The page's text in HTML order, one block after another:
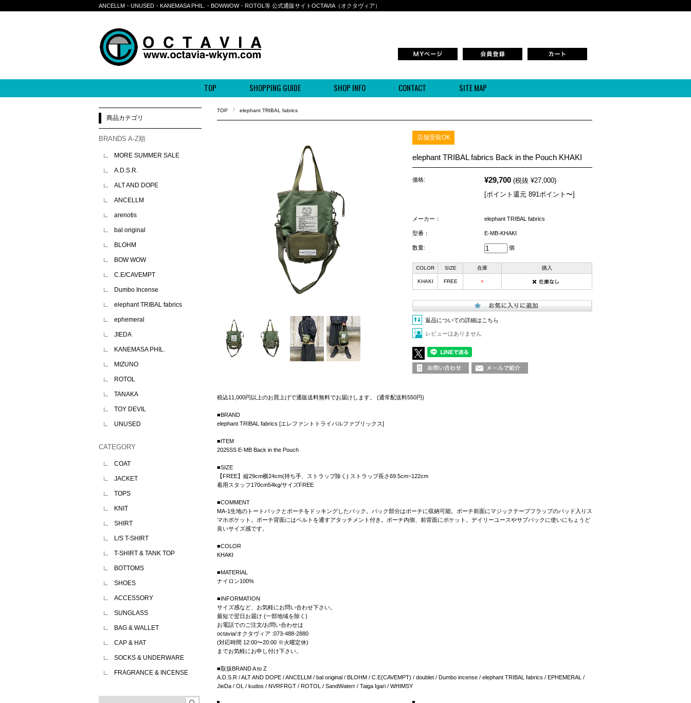
ANCELLM・UNUSED・KANEMASA PHIL.・BOWWOW・ROTOL等 公式通販サイトOCTAVIA（オクタヴィア）
TOP SHOPPING GUIDE SHOP INFO CONTACT SITE MAP
TOP elephant TRIBAL fabrics
店舗受取OK
elephant TRIBAL fabrics Back in the Pouch KHAKI
価格: ¥29,700 (税抜 ¥27,000)
[ポイント還元 891ポイント〜]
メーカー： elephant TRIBAL fabrics
型番： E-MB-KHAKI
数量: 個
COLOR SIZE 在庫 購入
KHAKI FREE ×
返品についての詳細はこちら
レビューはありません
税込11,000円以上のお買上げで通販送料無料でお届けします。 (通常配送料550円)
■BRAND
elephant TRIBAL fabrics [エレファントトライバルファブリックス]
■ITEM
2025SS E-MB Back in the Pouch
■SIZE
【FREE】縦29cm横24cm(持ち手、ストラップ除く) ストラップ長さ69.5cm~122cm
着用スタッフ170cm54kg/サイズFREE
■COMMENT
MA-1生地のトートバックとポーチをドッキングしたバック。バック部分はポーチに収納可能。ポーチ前面にマジックテープフラップのパッド入りス
マホポケット。ポーチ背面にはベルトを通すアタッチメント付き。ポーチ内側、前背面にポケット。デイリーユースやサブバックに使いにちょうど
良いサイズ感です。
■COLOR
KHAKI
■MATERIAL
ナイロン100%
■INFORMATION
サイズ感など、お気軽にお問い合わせ下さい。
最短で翌日お届け (一部地域を除く)
お電話でのご注文/お問い合わせは
octavia/オクタヴィア :073-488-2880
(対応時間 12:00〜20:00 ※火曜定休)
までお気軽にお申し付け下さい。
■取扱BRAND A to Z
A.D.S.R / ALT AND DOPE / ANCELLM / bal original / BLOHM / C.E(CAVEMPT) / doublet / Dumbo incense / elephant TRIBAL fabrics / EPHEMERAL /
JieDa / OL / kudos / NVRFRGT / ROTOL / SandWaterr / Taiga Igari / WHIMSY
商品カテゴリ
BRANDS A-Z順
MORE SUMMER SALE
A.D.S.R.
ALT AND DOPE
ANCELLM
arenotis
bal original
BLOHM
BOW WOW
C.E/CAVEMPT
Dumbo Incense
elephant TRIBAL fabrics
ephemeral
JIEDA
KANEMASA PHIL.
MIZUNO
ROTOL
TANAKA
TOY DEVIL
UNUSED
CATEGORY
COAT
JACKET
TOPS
KNIT
SHIRT
L/S T-SHIRT
T-SHIRT & TANK TOP
BOTTOMS
SHOES
ACCESSORY
SUNGLASS
BAG & WALLET
CAP & HAT
SOCKS & UNDERWARE
FRAGRANCE & INCENSE